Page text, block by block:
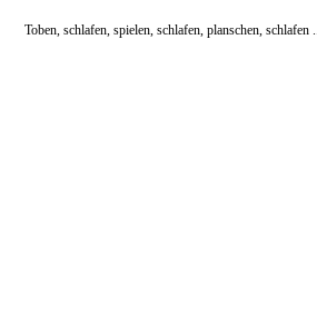
Toben, schlafen, spielen, schlafen, planschen, schlafen